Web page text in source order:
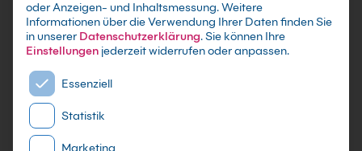
mit Zertifikat als Live Online Training,
Präsenzseminar in IT-Schulungszentren sowie
maßgeschneiderte Firmen- oder Inhouse-
Schulung für dein Team - Lerne und erweitere
dein Google Wissen
oder Anzeigen- und Inhaltsmessung.Weitere
Informationen über die Verwendung Ihrer Daten finden Sie
in unserer Datenschutzerklärung.Sie können Ihre
Einstellungen jederzeit widerrufen oder anpassen.
Es folgt eine Liste der Service-Gruppen, für die eine
Essenziell
Statistik
Marketing